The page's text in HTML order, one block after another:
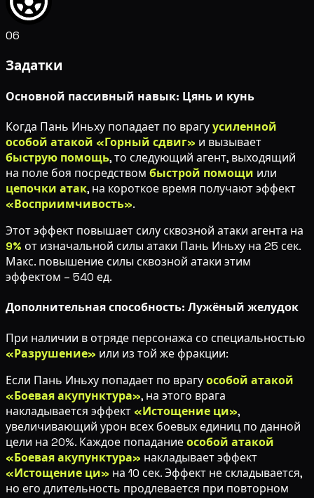
06
Задатки
Основной пассивный навык: Цянь и кунь
Когда Пань Иньху попадает по врагуусиленной
особой атакой «Горный сдвиг» и вызывает
быструю помощь, то следующий агент, выходящий
на поле боя посредством быстрой помощи или
цепочки атак, на короткое время получают эффект
«Восприимчивость».
Этот эффект повышает силу сквозной атаки агента на
9% от изначальной силы атаки Пань Иньху на 25 сек.
Макс. повышение силы сквозной атаки этим
эффектом – 540 ед.
Дополнительная способность: Лужёный желудок
При наличии в отряде персонажа со специальностью
«Разрушение» или из той же фракции:
Если Пань Иньху попадает по врагуособой атакой
«Боевая акупунктура», на этого врага
накладывается эффект «Истощение ци»,
увеличивающий урон всех боевых единиц по данной
цели на 20%. Каждое попаданиеособой атакой
«Боевая акупунктура» накладывает эффект
«Истощение ци» на 10 сек. Эффект не складывается,
но его длительность продлевается при повторном